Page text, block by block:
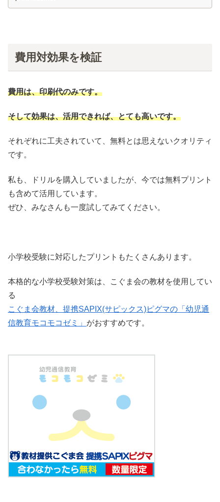
費用対効果を検証
費用は、印刷代のみです。
そして効果は、活用できれば、とても高いです。
それぞれに工夫されていて、無料とは思えないクオリティ
です。
私も、ドリルを購入していましたが、今では無料プリント
も含めて活用しています。
ぜひ、みなさんも一度試してみてください。
小学校受験に対応したプリントもたくさんあります。
本格的な小学校受験対策は、こぐま会の教材を使用してい
る
こぐま会教材、提携SAPIX(サピックス)ピグマの「幼児通
信教育モコモコゼミ」 がおすすめです。